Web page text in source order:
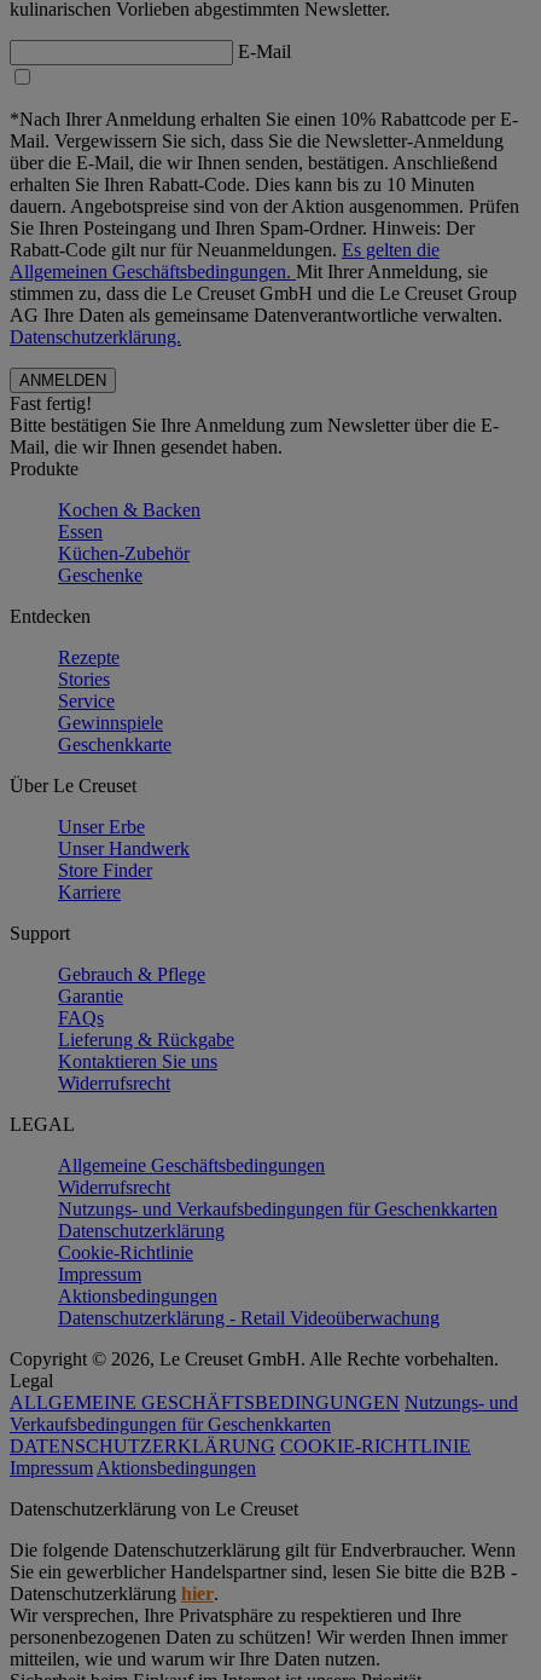
kulinarischen Vorlieben abgestimmten Newsletter.
E-Mail
*Nach Ihrer Anmeldung erhalten Sie einen 10% Rabattcode per E-
Mail. Vergewissern Sie sich, dass Sie die Newsletter-Anmeldung
über die E-Mail, die wir Ihnen senden, bestätigen. Anschließend
erhalten Sie Ihren Rabatt-Code. Dies kann bis zu 10 Minuten
dauern. Angebotspreise sind von der Aktion ausgenommen. Prüfen
Sie Ihren Posteingang und Ihren Spam-Ordner. Hinweis: Der
Rabatt-Code gilt nur für Neuanmeldungen. Es gelten die
Allgemeinen Geschäftsbedingungen. Mit Ihrer Anmeldung, sie
stimmen zu, dass die Le Creuset GmbH und die Le Creuset Group
AG Ihre Daten als gemeinsame Datenverantwortliche verwalten.
Datenschutzerklärung.
Fast fertig!
Bitte bestätigen Sie Ihre Anmeldung zum Newsletter über die E-
Mail, die wir Ihnen gesendet haben.
Produkte
Kochen & Backen
Essen
Küchen-Zubehör
Geschenke
Entdecken
Rezepte
Stories
Service
Gewinnspiele
Geschenkkarte
Über Le Creuset
Unser Erbe
Unser Handwerk
Store Finder
Karriere
Support
Gebrauch & Pflege
Garantie
FAQs
Lieferung & Rückgabe
Kontaktieren Sie uns
Widerrufsrecht
LEGAL
Allgemeine Geschäftsbedingungen
Widerrufsrecht
Nutzungs- und Verkaufsbedingungen für Geschenkkarten
Datenschutzerklärung
Cookie-Richtlinie
Impressum
Aktionsbedingungen
Datenschutzerklärung - Retail Videoüberwachung
Copyright © 2026, Le Creuset GmbH. Alle Rechte vorbehalten.
Legal
ALLGEMEINE GESCHÄFTSBEDINGUNGEN Nutzungs- und
Verkaufsbedingungen für Geschenkkarten
DATENSCHUTZERKLÄRUNG COOKIE-RICHTLINIE
Impressum Aktionsbedingungen
Datenschutz­erklärung von Le Creuset
Die folgende Datenschutzerklärung gilt für Endverbraucher. Wenn
Sie ein gewerblicher Handelspartner sind, lesen Sie bitte die B2B -
Datenschutzerklärung hier.
Wir versprechen, Ihre Privatsphäre zu respektieren und Ihre
personenbezogenen Daten zu schützen! Wir werden Ihnen immer
mitteilen, wie und warum wir Ihre Daten nutzen.